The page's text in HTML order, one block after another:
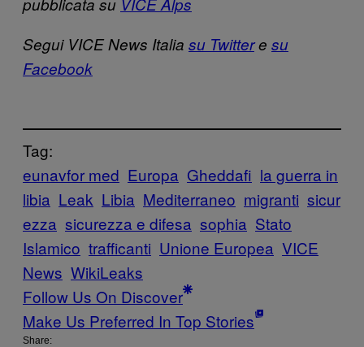
Segui VICE News Italia su Twittere su
Facebook
Tag:
eunavfor med Europa Gheddafi la guerra in
libia Leak Libia Mediterraneo migranti sicur
ezza sicurezza e difesa sophia Stato
Islamico trafficanti Unione Europea VICE
News WikiLeaks
Follow Us On Discover
Make Us Preferred In Top Stories
Share: